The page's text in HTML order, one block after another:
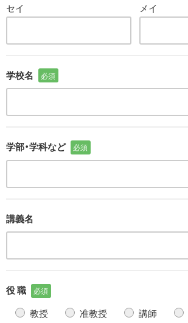
セイ メイ
学校名 必須
学部・学科など 必須
講義名
役 職 必須
教授 准教授 講師